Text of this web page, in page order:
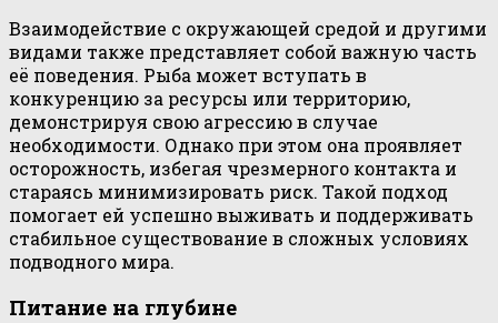
Взаимодействие с окружающей средой и другими
видами также представляет собой важную часть
её поведения. Рыба может вступать в
конкуренцию за ресурсы или территорию,
демонстрируя свою агрессию в случае
необходимости. Однако при этом она проявляет
осторожность, избегая чрезмерного контакта и
стараясь минимизировать риск. Такой подход
помогает ей успешно выживать и поддерживать
стабильное существование в сложных условиях
подводного мира.
Питание на глубине